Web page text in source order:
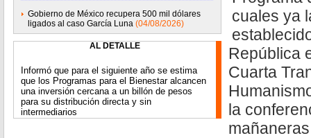
Gobierno de México recupera 500 mil dólares
ligados al caso García Luna (04/08/2026)
AL DETALLE
Informó que para el siguiente año se estima
que los Programas para el Bienestar alcancen
una inversión cercana a un billón de pesos
para su distribución directa y sin
intermediarios
cuales ya
República
Cuarta
la